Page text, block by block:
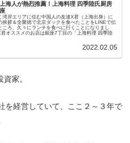
海人が熱烈推薦！上海料理 四季陸氏厨房
湾岸エリアに住む中国人の友達X君（上海出身）に
挨拶＆全聚徳で北京ダックを食べたことをLINEで伝
ころ、久々にランチを食べに行くことになりまし
君オススメのお店は銀座7丁目の「上海料理 四季陸
2022.02.05
家。
を経営していて、ここ２～３年で